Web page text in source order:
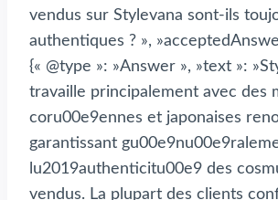
vendus sur Stylevana sont-ils
authentiques ? »,
{« @type »: »Answer », »text »:
travaille principalement avec des
coru00e9ennes et japonaises
garantissant
lu2019authenticitu00e9 des
vendus. La plupart des clients